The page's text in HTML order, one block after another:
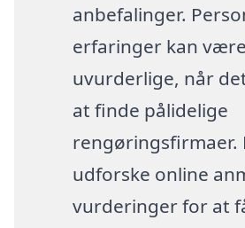
anbefalinger.
erfaringer kan være
uvurderlige, når
at finde pålidelige
rengøringsfirmaer.
udforske online
vurderinger for at